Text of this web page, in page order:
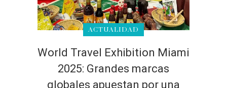
ACTUALIDAD
World Travel Exhibition Miami
2025: Grandes marcas
globales apuestan por una